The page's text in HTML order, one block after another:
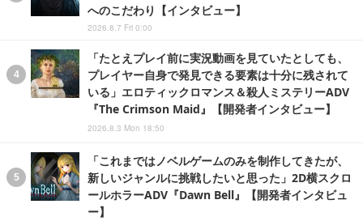
へのこだわり【インタビュー】
2026.8.7 Fri 0:00
「たとえプレイ前に実況動画を見ていたとしても、
プレイヤー自身で発見できる要素は十分に残されて
いる」エロティックロマンス＆殺人ミステリーADV
『The Crimson Maid』【開発者インタビュー】
2026.8.3 Mon 18:50
「これまではノベルゲームのみを制作してきたが、
新しいジャンルに挑戦したいと思った」2D横スクロ
ールホラーADV『Dawn Bell』【開発者インタビュ
ー】